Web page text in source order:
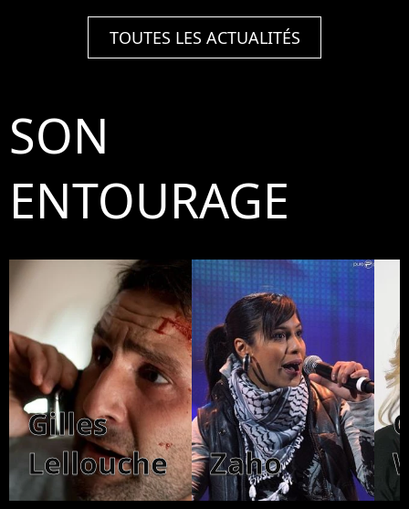
TOUTES LES ACTUALITÉS
SON
ENTOURAGE
Gilles
Lellouche
Zaho